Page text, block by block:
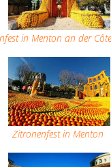
in Menton an der
Zitronenfest in Menton